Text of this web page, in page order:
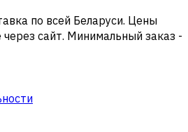
по всей Беларуси. Цены
сайт. Минимальный заказ -